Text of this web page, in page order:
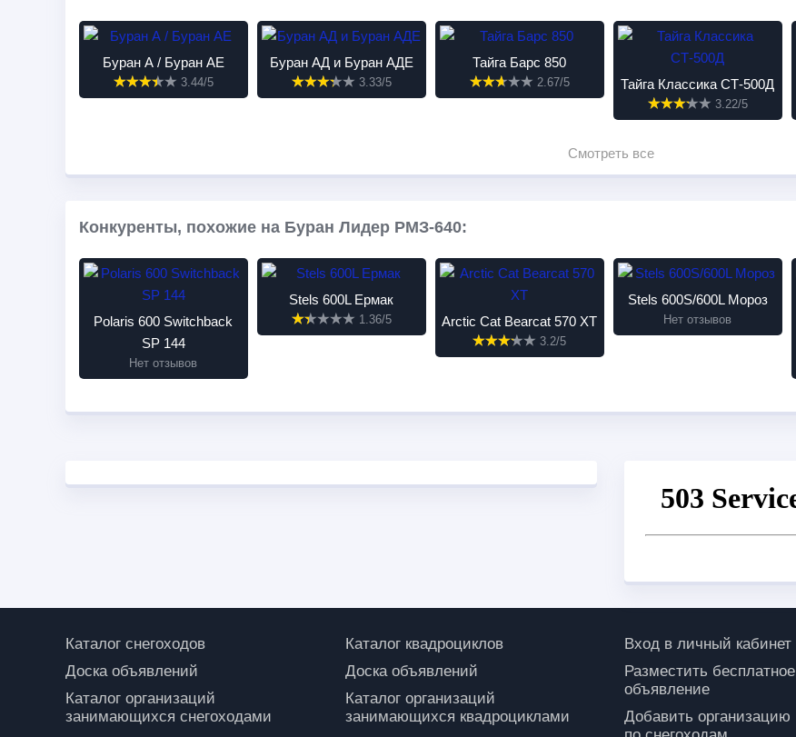
Буран А / Буран АЕ
3.44/5
Буран АД и Буран АДЕ
3.33/5
Тайга Барс 850
2.67/5 Тайга Классика СТ-500Д
3.22/5
Смотреть все
Конкуренты, похожие на Буран Лидер РМЗ-640:
Polaris 600 Switchback
SP 144
Нет отзывов
Stels 600L Ермак
1.36/5 Arctic Cat Bearcat 570 XT
3.2/5
Stels 600S/600L Мороз
Нет отзывов
Каталог снегоходов
Доска объявлений
Каталог организаций
занимающихся снегоходами
Каталог квадроциклов
Доска объявлений
Каталог организаций
занимающихся квадроциклами
Вход в личный кабинет
Разместить бесплатное
объявление
Добавить организацию